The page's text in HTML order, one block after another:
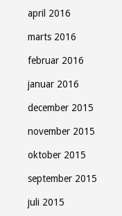
april 2016
marts 2016
februar 2016
januar 2016
december 2015
november 2015
oktober 2015
september 2015
juli 2015